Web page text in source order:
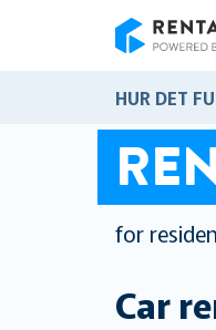
HUR DET
for
Car